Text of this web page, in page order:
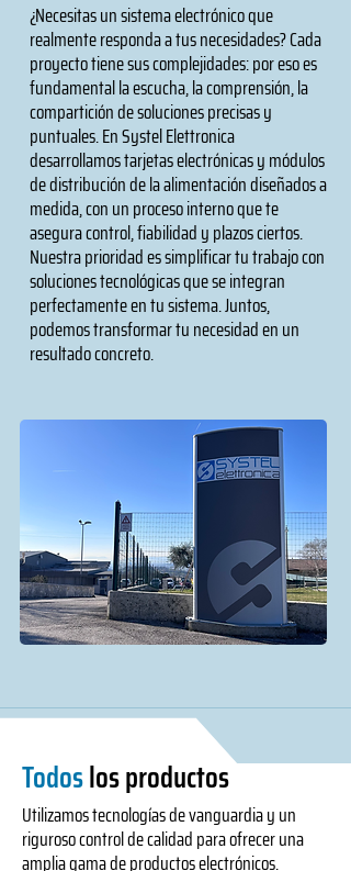
¿Necesitas un sistema electrónico que
realmente responda a tus necesidades? Cada
proyecto tiene sus complejidades: por eso es
fundamental la escucha, la comprensión, la
compartición de soluciones precisas y
puntuales. En Systel Elettronica
desarrollamos tarjetas electrónicas y módulos
de distribución de la alimentación diseñados a
medida, con un proceso interno que te
asegura control, fiabilidad y plazos ciertos.
Nuestra prioridad es simplificar tu trabajo con
soluciones tecnológicas que se integran
perfectamente en tu sistema. Juntos,
podemos transformar tu necesidad en un
resultado concreto.
Todoslos productos
Utilizamos tecnologías de vanguardia y un
riguroso control de calidad para ofrecer una
amplia gama de productos electrónicos.